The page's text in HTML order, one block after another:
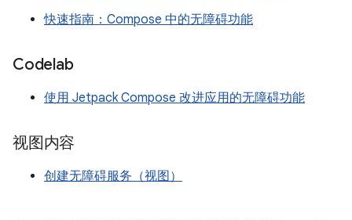
快速指南：Compose 中的无障碍功能
Codelab
使用 Jetpack Compose 改进应用的无障碍功能
视图内容
创建无障碍服务（视图）